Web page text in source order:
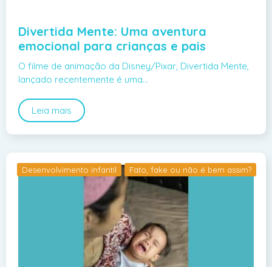
Divertida Mente: Uma aventura
emocional para crianças e pais
O filme de animação da Disney/Pixar, Divertida Mente,
lançado recentemente é uma…
Leia mais
Desenvolvimento infantil Fato, fake ou não é bem assim?